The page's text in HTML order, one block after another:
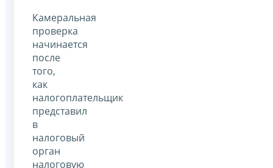
Камеральная
проверка
начинается
после
того,
как
налогоплательщик
представил
в
налоговый
орган
налоговую